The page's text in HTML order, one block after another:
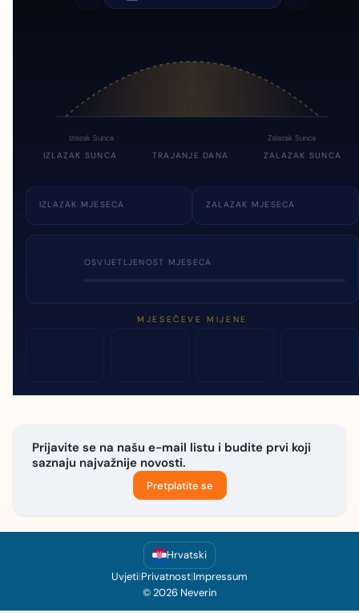
Izlazak Sunca Zalazak Sunca
IZLAZAK SUNCA TRAJANJE DANA ZALAZAK SUNCA
IZLAZAK MJESECA ZALAZAK MJESECA
OSVIJETLJENOST MJESECA
MJESEČEVE MIJENE
Prijavite se na našu e-mail listu i budite prvi koji
saznaju najvažnije novosti.
Pretplatite se
Hrvatski
Uvjeti|Privatnost|Impressum
© 2026 Neverin